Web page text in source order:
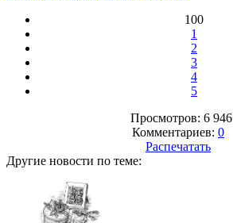
100
1
2
3
4
5
Просмотров: 6 946
Комментариев: 0
Распечатать
Другие новости по теме: